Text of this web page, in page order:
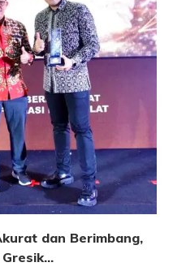
dan Berimbang,